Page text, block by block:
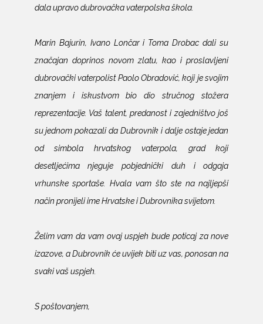
dala upravo dubrovačka vaterpolska škola.
Marin Bajurin, Ivano Lončar i Toma Drobac dali su
značajan doprinos novom zlatu, kao i proslavljeni
dubrovački vaterpolist Paolo Obradović, koji je svojim
znanjem i iskustvom bio dio stručnog stožera
reprezentacije. Vaš talent, predanost i zajedništvo još
su jednom pokazali da Dubrovnik i dalje ostaje jedan
od simbola hrvatskog vaterpola, grad koji
desetljećima njeguje pobjednički duh i odgaja
vrhunske sportaše. Hvala vam što ste na najljepši
način pronijeli ime Hrvatske i Dubrovnika svijetom.
Želim vam da vam ovaj uspjeh bude poticaj za nove
izazove, a Dubrovnik će uvijek biti uz vas, ponosan na
svaki vaš uspjeh.
S poštovanjem,